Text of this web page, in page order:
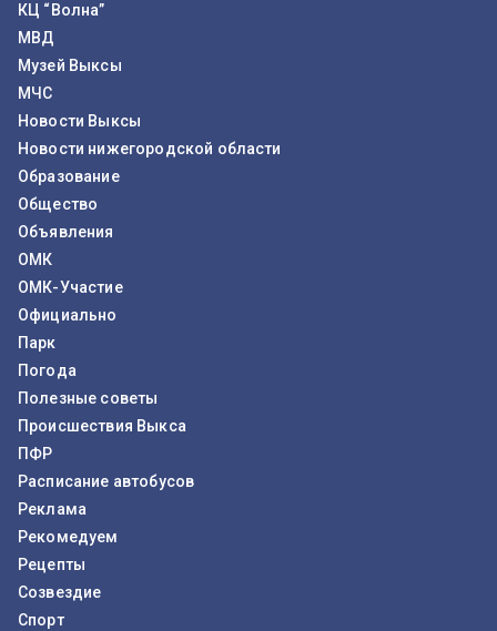
КЦ “Волна”
МВД
Музей Выксы
МЧС
Новости Выксы
Новости нижегородской области
Образование
Общество
Объявления
ОМК
ОМК-Участие
Официально
Парк
Погода
Полезные советы
Происшествия Выкса
ПФР
Расписание автобусов
Реклама
Рекомедуем
Рецепты
Созвездие
Спорт